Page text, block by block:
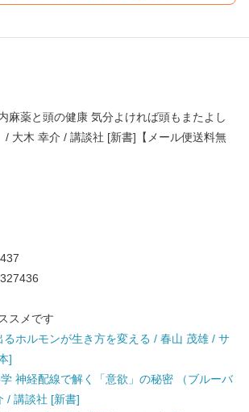
麻薬と頭の健康 気分よければ頭もまたよし
/ 大木 幸介 / 講談社 [新書]【メール便送料無
スメです
るホルモンが生き方を変える / 春山 茂雄 / サ
]
神経配線で解く「意欲」の秘密 （ブルーバ
/ 講談社 [新書]